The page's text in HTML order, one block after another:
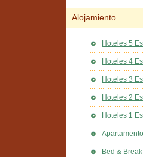
Alojamiento
Hoteles 5
Hoteles 4
Hoteles 3
Hoteles 2
Hoteles 1
Bed &